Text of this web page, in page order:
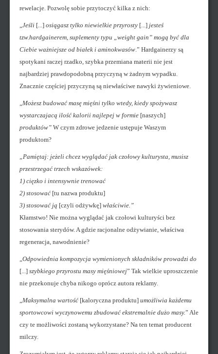
rewelacje. Pozwolę sobie przytoczyć kilka z nich:
„Jeśli [...] osiągasz tylko niewielkie przyrosty [...] jesteś
tzw.hardgainerem, suplementy typu „weight gain” mogą być dla
Ciebie ważniejsze od białek i aminokwasów.” Hardgainerzy są
spotykani raczej rzadko, szybka przemiana materii nie jest
najbardziej prawdopodobną przyczyną w żadnym wypadku.
Znacznie częściej przyczyną są niewłaściwe nawyki żywieniowe.
„Możesz budować masę mięśni tylko wtedy, kiedy spożywasz
wystarczajacą ilość kalorii najlepej w formie [naszych]
produktów” W czym zdrowe jedzenie ustępuje Waszym
produktom?
„Pamiętaj: jeżeli chcez wyglądać jak czołowy kulturysta, musisz
przestrzegać trzech wskazówek:
1) cięzko i intensywnie trenować
2) stosować [tu nazwa produktu]
3) stosować ją [czyli odżywkę] właściwie.”
Kłamstwo! Nie można wyglądać jak czołowi kulturyści bez
stosowania sterydów. A gdzie racjonalne odżywianie, właściwa
regeneracja, nawodnienie?
„Odpowiednia kompozycja wymienionych składników prowadzi do
[...] szybkiego przyrostu masy mięśniowej” Tak wielkie uproszczenie
nie przekonuje chyba nikogo oprócz autora reklamy.
„Maksymalna wartość [kaloryczna produktu] umożliwia każdemu
sportowcowi wyczynowemu zbudować ekstremalnie dużo masy.” Ale
czy te możliwości zostaną wykorzystane? Na ten temat producent
milczy.